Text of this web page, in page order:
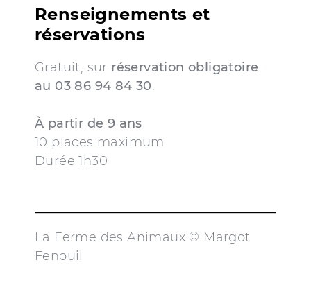
Renseignements et
réservations
Gratuit, sur réservation obligatoire
au 03 86 94 84 30.
À partir de 9 ans
10 places maximum
Durée 1h30
La Ferme des Animaux © Margot
Fenouil